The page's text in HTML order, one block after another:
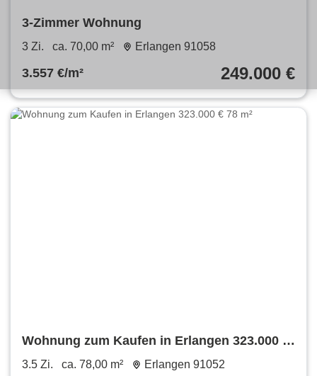
3-Zimmer Wohnung
3 Zi. ca. 70,00 m² Erlangen 91058
3.557 €/m² 249.000 €
Wohnung zum Kaufen in Erlangen 323.000 €
78 m²
3.5 Zi. ca. 78,00 m² Erlangen 91052